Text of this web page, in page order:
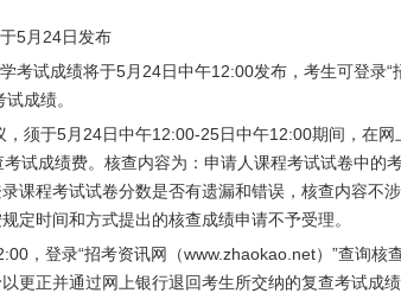
5月24日发布
考试成绩将于5月24日中午12:00发布，考生可登录“
试成绩。
于5月24日中午12:00-25日中午12:00期间，在网
试成绩费。核查内容为：申请人课程考试试卷中的
课程考试试卷分数是否有遗漏和错误，核查内容不
定时间和方式提出的核查成绩申请不予受理。
，登录“招考资讯网（www.zhaokao.net）”查询核
更正并通过网上银行退回考生所交纳的复查考试成绩